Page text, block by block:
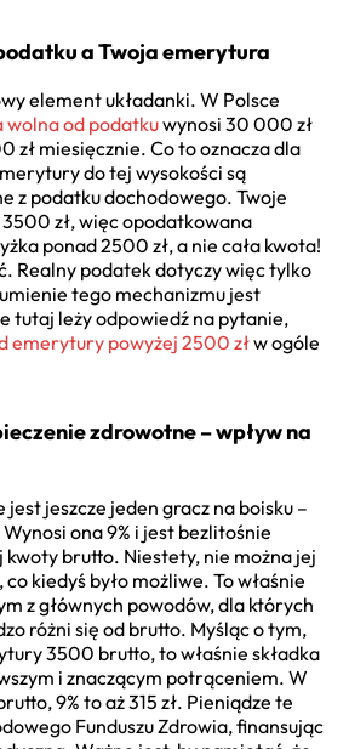
a Twoja emerytura
element układanki. W Polsce
wolna od podatkuwynosi 30 000 zł
zł miesięcznie. Co to oznacza dla
do tej wysokości są
z podatku dochodowego. Twoje
zł, więc opodatkowana
ponad 2500 zł, a nie cała kwota!
Realny podatek dotyczy więc tylko
tego mechanizmu jest
tutaj leży odpowiedź na pytanie,
emerytury powyżej 2500 złw ogóle
zdrowotne – wpływ na
jeszcze jeden gracz na boisku –
ona 9% i jest bezlitośnie
kwoty brutto. Niestety, nie można jej
kiedyś było możliwe. To właśnie
z głównych powodów, dla których
różni się od brutto. Myśląc o tym,
3500 brutto, to właśnie składka
i znaczącym potrąceniem. W
9% to aż 315 zł. Pieniądze te
Funduszu Zdrowia, finansując